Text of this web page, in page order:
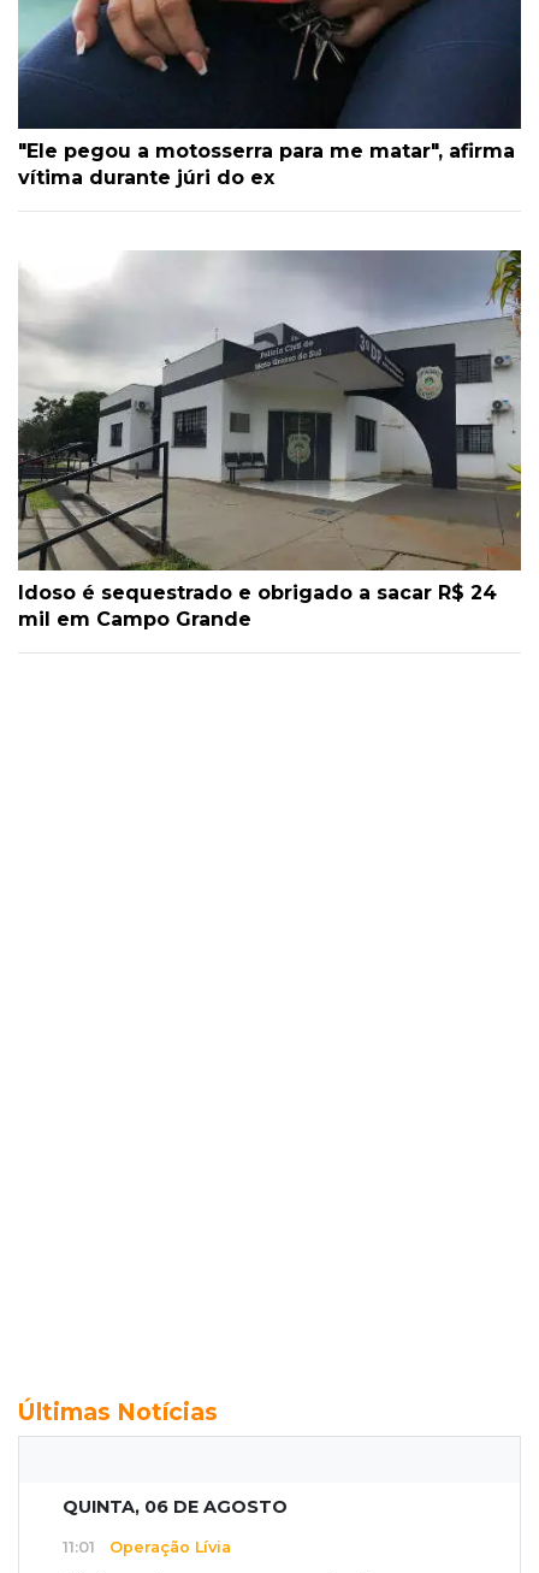
"Ele pegou a motosserra para me matar", afirma
vítima durante júri do ex
Idoso é sequestrado e obrigado a sacar R$ 24
mil em Campo Grande
Últimas Notícias
QUINTA, 06 DE AGOSTO
11:01 Operação Lívia